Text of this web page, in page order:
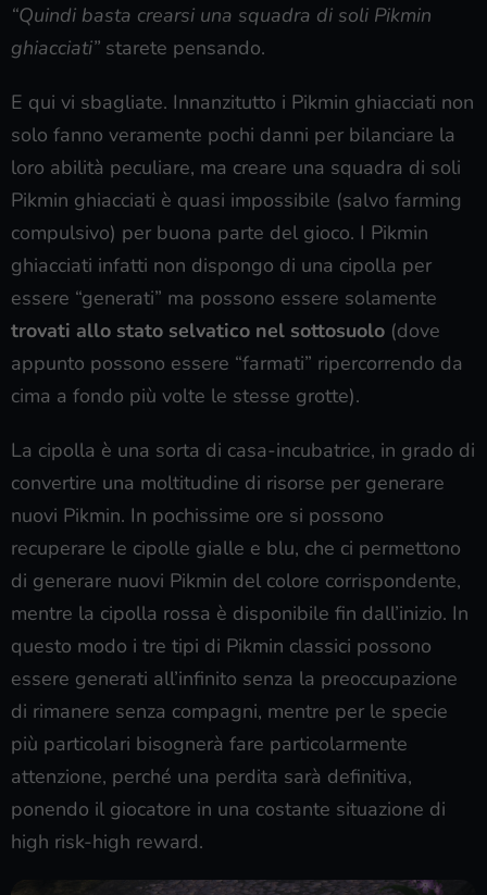
“Quindi basta crearsi una squadra di soli Pikmin
ghiacciati” starete pensando.
E qui vi sbagliate. Innanzitutto i Pikmin ghiacciati non
solo fanno veramente pochi danni per bilanciare la
loro abilità peculiare, ma creare una squadra di soli
Pikmin ghiacciati è quasi impossibile (salvo farming
compulsivo) per buona parte del gioco. I Pikmin
ghiacciati infatti non dispongo di una cipolla per
essere “generati” ma possono essere solamente
trovati allo stato selvatico nel sottosuolo (dove
appunto possono essere “farmati” ripercorrendo da
cima a fondo più volte le stesse grotte).
La cipolla è una sorta di casa-incubatrice, in grado di
convertire una moltitudine di risorse per generare
nuovi Pikmin. In pochissime ore si possono
recuperare le cipolle gialle e blu, che ci permettono
di generare nuovi Pikmin del colore corrispondente,
mentre la cipolla rossa è disponibile fin dall’inizio. In
questo modo i tre tipi di Pikmin classici possono
essere generati all’infinito senza la preoccupazione
di rimanere senza compagni, mentre per le specie
più particolari bisognerà fare particolarmente
attenzione, perché una perdita sarà definitiva,
ponendo il giocatore in una costante situazione di
high risk-high reward.